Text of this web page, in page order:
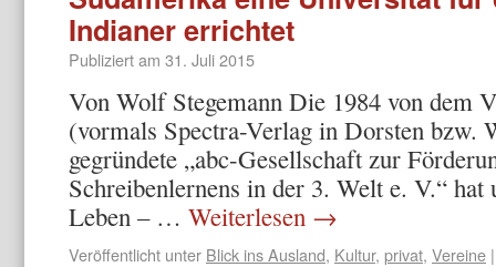
Indianer errichtet
Publiziert am 31. Juli 2015
Von Wolf Stegemann Die 1984 von dem
(vormals Spectra-Verlag in Dorsten bzw.
gegründete „abc-Gesellschaft zur
Schreibenlernens in der 3. Welt e. V.“
Leben – … Weiterlesen →
Veröffentlicht unter Blick ins Ausland, Kultur, privat, Vereine |